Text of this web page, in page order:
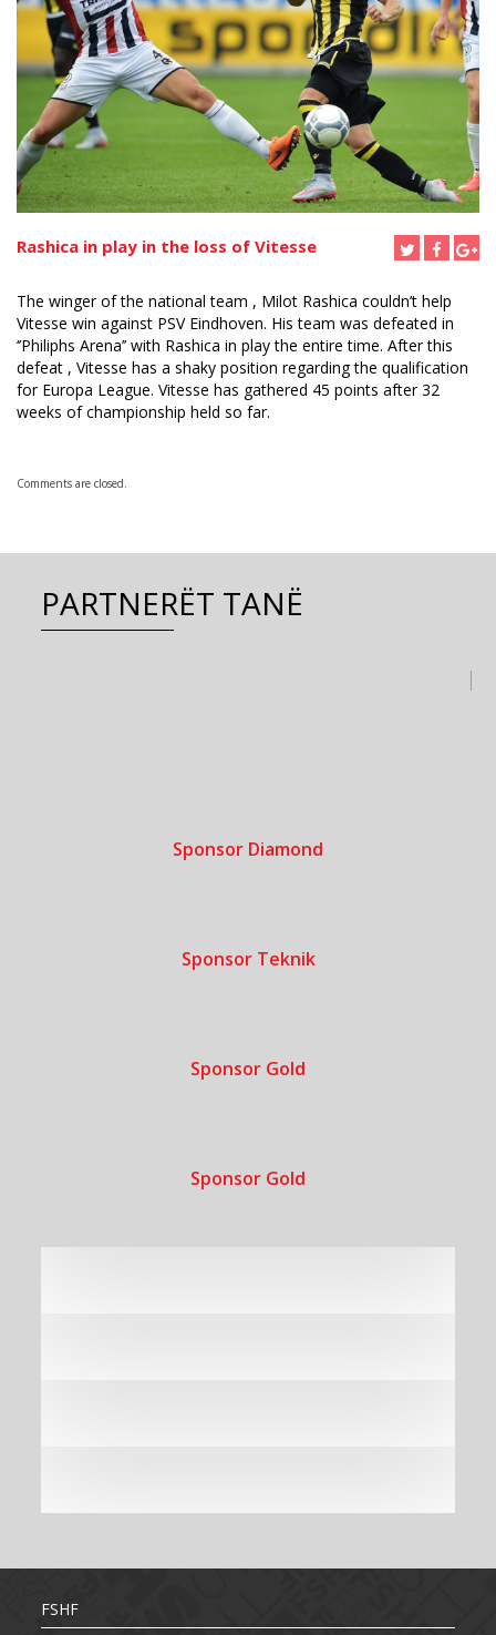
Rashica in play in the loss of Vitesse
The winger of the national team , Milot Rashica couldn’t help
Vitesse win against PSV Eindhoven. His team was defeated in
‘’Philiphs Arena’’ with Rashica in play the entire time. After this
defeat , Vitesse has a shaky position regarding the qualification
for Europa League. Vitesse has gathered 45 points after 32
weeks of championship held so far.
Comments are closed.
PARTNERËT TANË
Sponsor Diamond
Sponsor Teknik
Sponsor Gold
Sponsor Gold
FSHF